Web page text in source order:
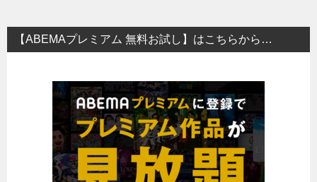
【ABEMAプレミアム 無料お試し】はこちらから…